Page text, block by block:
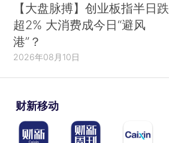
【大盘脉搏】创业板指半日跌
超2% 大消费成今日“避风
港”？
2026年08月10日
财新移动